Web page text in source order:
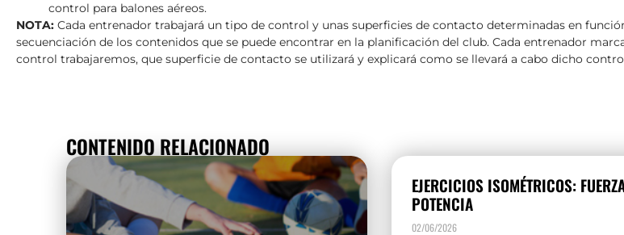
control para balones aéreos.
NOTA: Cada entrenador trabajará un tipo de control y unas superficies de contacto determinadas en
secuenciación de los contenidos que se puede encontrar en la planificación del club. Cada entrenador
control trabajaremos, que superficie de contacto se utilizará y explicará como se llevará a cabo dicho
CONTENIDO RELACIONADO
EJERCICIOS ISOMÉTRICOS:
POTENCIA
02/06/2026